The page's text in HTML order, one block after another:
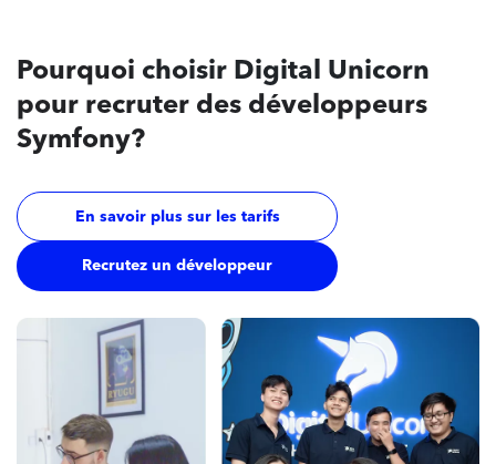
Pourquoi choisir Digital Unicorn
pour recruter des développeurs
Symfony?
En savoir plus sur les tarifs
Recrutez un développeur